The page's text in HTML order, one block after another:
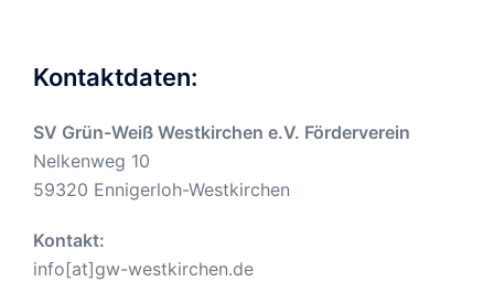
Kontaktdaten:
SV Grün-Weiß Westkirchen e.V. Förderverein
Nelkenweg 10
59320 Ennigerloh-Westkirchen
Kontakt:
info[at]gw-westkirchen.de